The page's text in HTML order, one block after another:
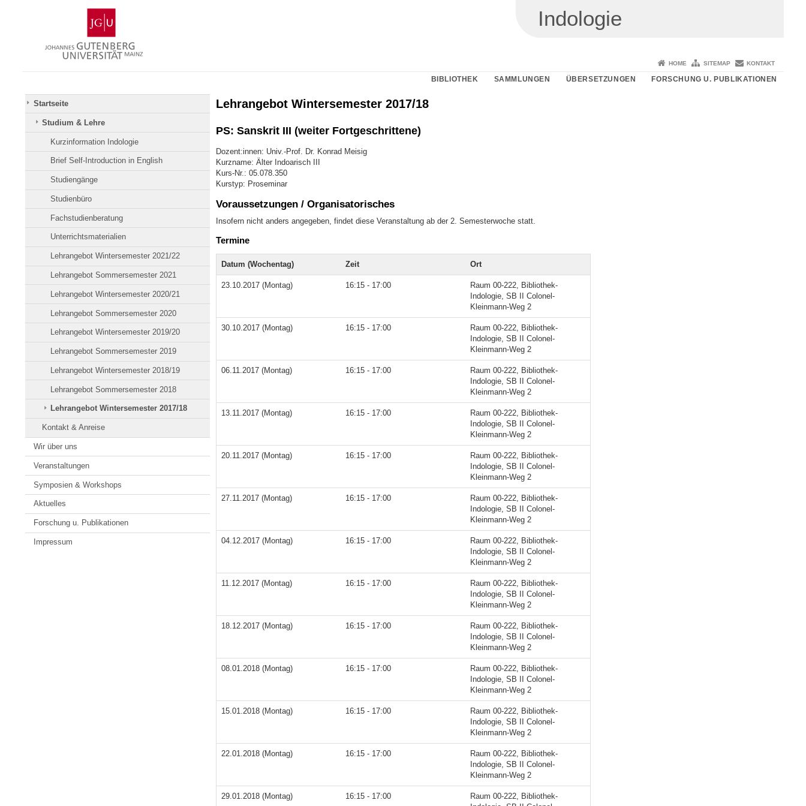
Gutenberg-
Universität
Mainz
Indologie
HOME SITEMAP KONTAKT
BIBLIOTHEK SAMMLUNGEN ÜBERSETZUNGEN FORSCHUNG U. PUBLIKATIONEN
Startseite
Studium & Lehre
Kurzinformation Indologie
Brief Self-Introduction in English
Studiengänge
Studienbüro
Fachstudienberatung
Unterrichtsmaterialien
Lehrangebot Wintersemester 2021/22
Lehrangebot Sommersemester 2021
Lehrangebot Wintersemester 2020/21
Lehrangebot Sommersemester 2020
Lehrangebot Wintersemester 2019/20
Lehrangebot Sommersemester 2019
Lehrangebot Wintersemester 2018/19
Lehrangebot Sommersemester 2018
Lehrangebot Wintersemester 2017/18
Kontakt & Anreise
Wir über uns
Veranstaltungen
Symposien & Workshops
Aktuelles
Forschung u. Publikationen
Impressum
Lehrangebot Wintersemester 2017/18
PS: Sanskrit III (weiter Fortgeschrittene)
Dozent:innen: Univ.-Prof. Dr. Konrad Meisig
Kurzname: Älter Indoarisch III
Kurs-Nr.: 05.078.350
Kurstyp: Proseminar
Voraussetzungen / Organisatorisches
Insofern nicht anders angegeben, findet diese Veranstaltung ab der 2. Semesterwoche statt.
Termine
Datum (Wochentag) Zeit Ort
23.10.2017 (Montag) 16:15 - 17:00
Raum 00-222, Bibliothek-
Indologie, SB II Colonel-
Kleinmann-Weg 2
30.10.2017 (Montag) 16:15 - 17:00
Raum 00-222, Bibliothek-
Indologie, SB II Colonel-
Kleinmann-Weg 2
06.11.2017 (Montag) 16:15 - 17:00
Raum 00-222, Bibliothek-
Indologie, SB II Colonel-
Kleinmann-Weg 2
13.11.2017 (Montag) 16:15 - 17:00
Raum 00-222, Bibliothek-
Indologie, SB II Colonel-
Kleinmann-Weg 2
20.11.2017 (Montag) 16:15 - 17:00
Raum 00-222, Bibliothek-
Indologie, SB II Colonel-
Kleinmann-Weg 2
27.11.2017 (Montag) 16:15 - 17:00
Raum 00-222, Bibliothek-
Indologie, SB II Colonel-
Kleinmann-Weg 2
04.12.2017 (Montag) 16:15 - 17:00
Raum 00-222, Bibliothek-
Indologie, SB II Colonel-
Kleinmann-Weg 2
11.12.2017 (Montag) 16:15 - 17:00
Raum 00-222, Bibliothek-
Indologie, SB II Colonel-
Kleinmann-Weg 2
18.12.2017 (Montag) 16:15 - 17:00
Raum 00-222, Bibliothek-
Indologie, SB II Colonel-
Kleinmann-Weg 2
08.01.2018 (Montag) 16:15 - 17:00
Raum 00-222, Bibliothek-
Indologie, SB II Colonel-
Kleinmann-Weg 2
15.01.2018 (Montag) 16:15 - 17:00
Raum 00-222, Bibliothek-
Indologie, SB II Colonel-
Kleinmann-Weg 2
22.01.2018 (Montag) 16:15 - 17:00
Raum 00-222, Bibliothek-
Indologie, SB II Colonel-
Kleinmann-Weg 2
29.01.2018 (Montag) 16:15 - 17:00
Raum 00-222, Bibliothek-